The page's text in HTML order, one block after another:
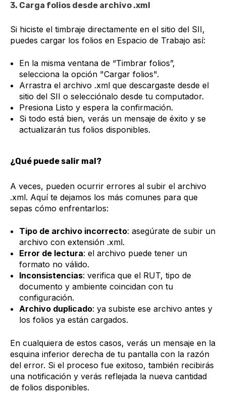
3. Carga folios desde archivo .xml
Si hiciste el timbraje directamente en el sitio del SII,
puedes cargar los folios en Espacio de Trabajo así:
En la misma ventana de “Timbrar folios”,
selecciona la opción "Cargar folios".
Arrastra el archivo .xml que descargaste desde el
sitio del SII o selecciónalo desde tu computador.
Presiona Listo y espera la confirmación.
Si todo está bien, verás un mensaje de éxito y se
actualizarán tus folios disponibles.
¿Qué puede salir mal?
A veces, pueden ocurrir errores al subir el archivo
.xml. Aquí te dejamos los más comunes para que
sepas cómo enfrentarlos:
Tipo de archivo incorrecto: asegúrate de subir un
archivo con extensión .xml.
Error de lectura: el archivo puede tener un
formato no válido.
Inconsistencias: verifica que el RUT, tipo de
documento y ambiente coincidan con tu
configuración.
Archivo duplicado: ya subiste ese archivo antes y
los folios ya están cargados.
En cualquiera de estos casos, verás un mensaje en la
esquina inferior derecha de tu pantalla con la razón
del error. Si el proceso fue exitoso, también recibirás
una notificación y verás reflejada la nueva cantidad
de folios disponibles.